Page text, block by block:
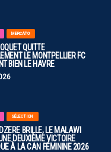
MERCATO
QUITTE
LE MONTPELLIER FC
BIEN LE HAVRE
SÉLECTION
BRILLE, LE MALAWI
DEUXIÈME VICTOIRE
À LA CAN FÉMININE 2026